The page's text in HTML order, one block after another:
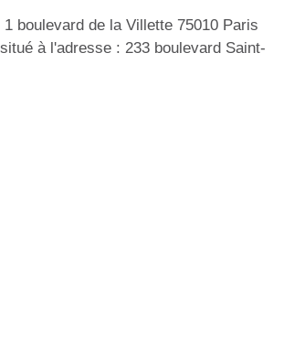
boulevard de la Villette 75010 Paris
à l'adresse : 233 boulevard Saint-